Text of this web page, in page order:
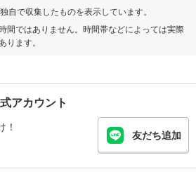
自で収集したものを表示しています。
間ではありません。時間帯などによっては実際
ます。
アカウント
！
友だち追加